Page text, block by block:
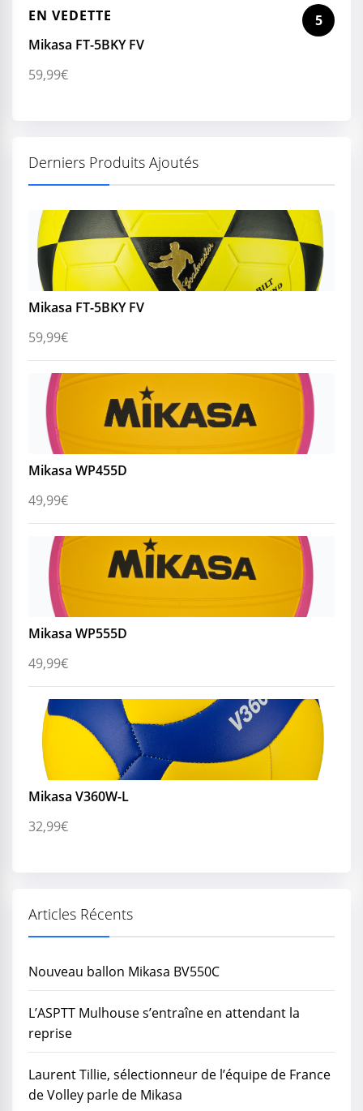
EN VEDETTE
5
Mikasa FT-5BKY FV
59,99€
Derniers Produits Ajoutés
Mikasa FT-5BKY FV
59,99€
Mikasa WP455D
49,99€
Mikasa WP555D
49,99€
Mikasa V360W-L
32,99€
Articles Récents
Nouveau ballon Mikasa BV550C
L’ASPTT Mulhouse s’entraîne en attendant la
reprise
Laurent Tillie, sélectionneur de l’équipe de France
de Volley parle de Mikasa